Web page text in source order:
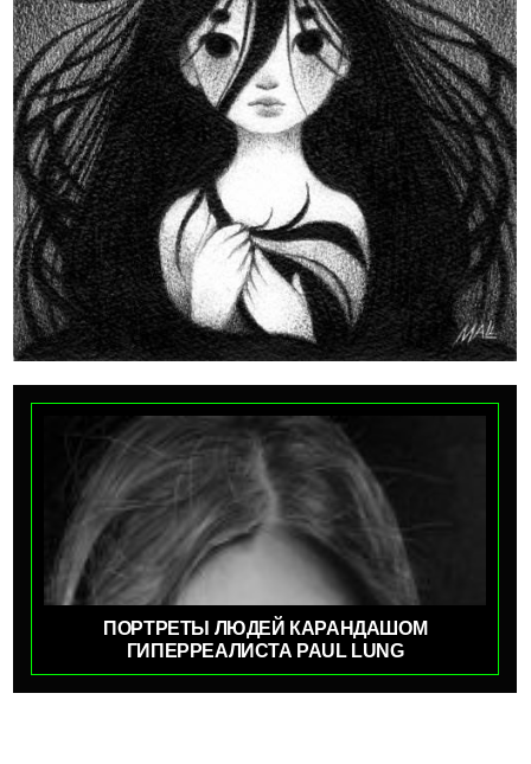
ПОРТРЕТЫ ЛЮДЕЙ КАРАНДАШОМ
ГИПЕРРЕАЛИСТА PAUL LUNG